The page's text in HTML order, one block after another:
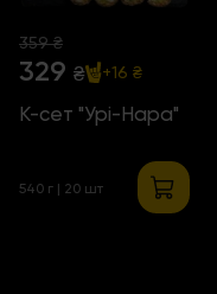
359 ₴
329 ₴ +16 ₴
К-сет "Урі-Нара"
540 г | 20 шт